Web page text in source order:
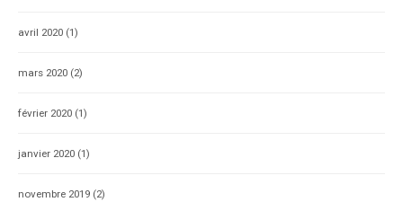
avril 2020 (1)
mars 2020 (2)
février 2020 (1)
janvier 2020 (1)
novembre 2019 (2)